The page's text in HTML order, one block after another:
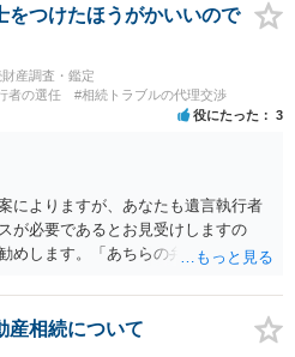
得したことを知った日から３年以内
、遺留分侵害額請求は、相続開始お
があったことを知った時から１年で
始から１０年が経過すると、認識の
ります。 奥様がご両親の死亡を最近
する必要があります。ただし、死亡
ですので、早急に戸籍、遺言の有
の有無を確認した方がよいでしょ
名義を変更している場合、遺言があ
されているのか、奥様の署名押印が
了の問題として整理すべき場合もあ
不動産登記簿、固定資産評価証明
護士に個別に相談した方がよいと思
をつけたほうがかいいので
産調査・鑑定
者の選任 #相続トラブルの代理交渉
役にたった 3
によりますが、あなたも遺言執行者
が必要であるとお見受けしますの
めします。「あちらの弁護士」（元
産相続について